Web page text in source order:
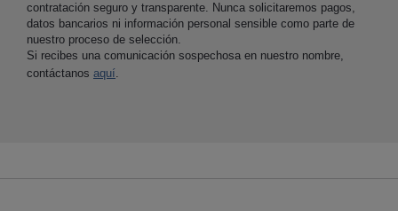
contratación seguro y transparente. Nunca solicitaremos pagos,
datos bancarios ni información personal sensible como parte de
nuestro proceso de selección.
Si recibes una comunicación sospechosa en nuestro nombre,
contáctanos aquí.